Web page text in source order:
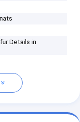
Details in